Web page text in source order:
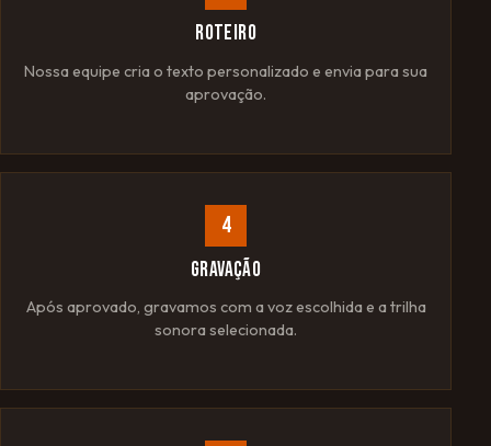
ROTEIRO
Nossa equipe cria o texto personalizado e envia para sua
aprovação.
4
GRAVAÇÃO
Após aprovado, gravamos com a voz escolhida e a trilha
sonora selecionada.